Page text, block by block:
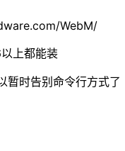
WebM/
上都能装
暂时告别命令行方式了